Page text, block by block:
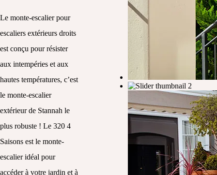
Le monte-escalier pour
escaliers extérieurs droits
est conçu pour résister
aux intempéries et aux
hautes températures, c’est
le monte-escalier
extérieur de Stannah le
plus robuste ! Le 320 4
Saisons est le monte-
escalier idéal pour
accéder à votre jardin et à